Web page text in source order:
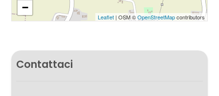
−
Leaflet| OSM ©OpenStreetMapcontributors
Contattaci